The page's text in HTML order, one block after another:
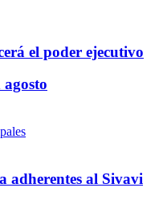
el poder ejecutivo
adherentes al Sivavi